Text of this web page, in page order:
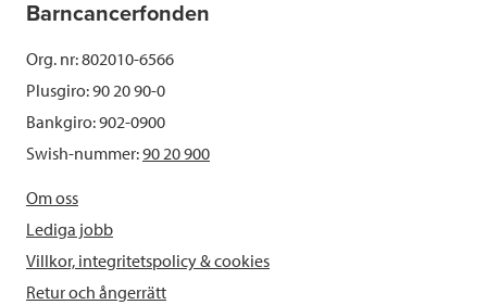
Barncancerfonden
Org. nr: 802010-6566
Plusgiro: 90 20 90-0
Bankgiro: 902-0900
Swish-nummer:90 20 900
Om oss
Lediga jobb
Villkor, integritetspolicy & cookies
Retur och ångerrätt